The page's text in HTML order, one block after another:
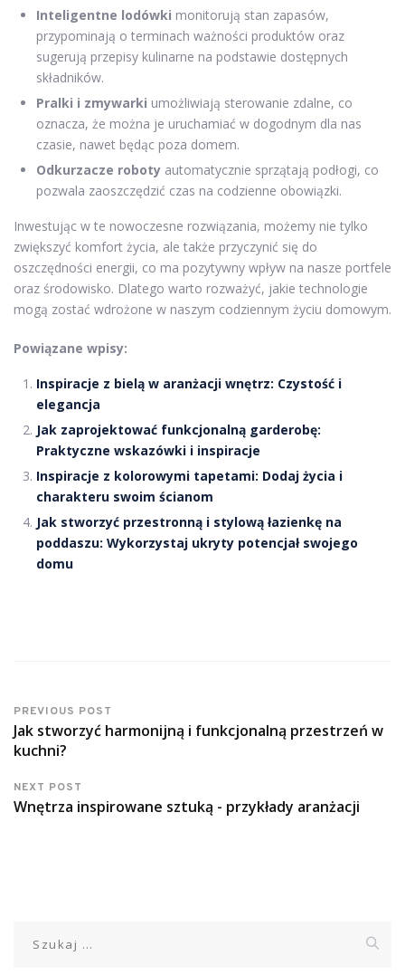
Inteligentne lodówki monitorują stan zapasów,
przypominają o terminach ważności produktów oraz
sugerują przepisy kulinarne na podstawie dostępnych
składników.
Pralki i zmywarki umożliwiają sterowanie zdalne, co
oznacza, że można je uruchamiać w dogodnym dla nas
czasie, nawet będąc poza domem.
Odkurzacze roboty automatycznie sprzątają podłogi, co
pozwala zaoszczędzić czas na codzienne obowiązki.
Inwestując w te nowoczesne rozwiązania, możemy nie tylko
zwiększyć komfort życia, ale także przyczynić się do
oszczędności energii, co ma pozytywny wpływ na nasze portfele
oraz środowisko. Dlatego warto rozważyć, jakie technologie
mogą zostać wdrożone w naszym codziennym życiu domowym.
Powiązane wpisy:
Inspiracje z bielą w aranżacji wnętrz: Czystość i
elegancja
Jak zaprojektować funkcjonalną garderobę:
Praktyczne wskazówki i inspiracje
Inspiracje z kolorowymi tapetami: Dodaj życia i
charakteru swoim ścianom
Jak stworzyć przestronną i stylową łazienkę na
poddaszu: Wykorzystaj ukryty potencjał swojego
domu
PREVIOUS POST
Jak stworzyć harmonijną i funkcjonalną przestrzeń w
kuchni?
NEXT POST
Wnętrza inspirowane sztuką - przykłady aranżacji